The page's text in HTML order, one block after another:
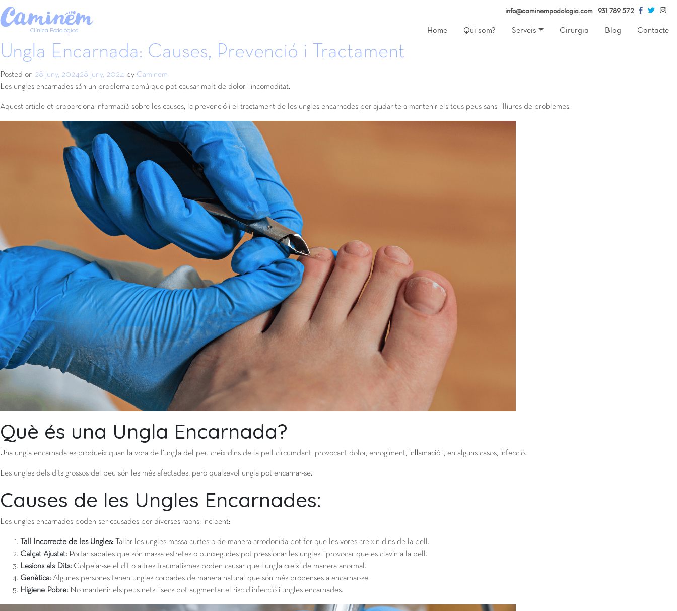
Clínica Podològica
info@caminempodologia.com 931 789 572
Home Qui som? Serveis Cirurgia Blog Contacte
X
Etiqueta:
Ungla Encarnada: Causes, Prevenció i Tractament
Posted on 28 juny, 202428 juny, 2024 by Caminem
Les ungles encarnades són un problema comú que pot causar molt de dolor i incomoditat.
Aquest article et proporciona informació sobre les causes, la prevenció i el tractament de les ungles encarnades per ajudar-te a mantenir els teus peus sans i lliures de problemes.
Què és una Ungla Encarnada?
Una ungla encarnada es produeix quan la vora de l’ungla del peu creix dins de la pell circumdant, provocant dolor, enrogiment, inflamació i, en alguns casos, infecció.
Les ungles dels dits grossos del peu són les més afectades, però qualsevol ungla pot encarnar-se.
Causes de les Ungles Encarnades:
Les ungles encarnades poden ser causades per diverses raons, incloent:
Tall Incorrecte de les Ungles: Tallar les ungles massa curtes o de manera arrodonida pot fer que les vores creixin dins de la pell.
Calçat Ajustat: Portar sabates que són massa estretes o punxegudes pot pressionar les ungles i provocar que es clavin a la pell.
Lesions als Dits: Colpejar-se el dit o altres traumatismes poden causar que l’ungla creixi de manera anormal.
Genètica: Algunes persones tenen ungles corbades de manera natural que són més propenses a encarnar-se.
Higiene Pobre: No mantenir els peus nets i secs pot augmentar el risc d’infecció i ungles encarnades.